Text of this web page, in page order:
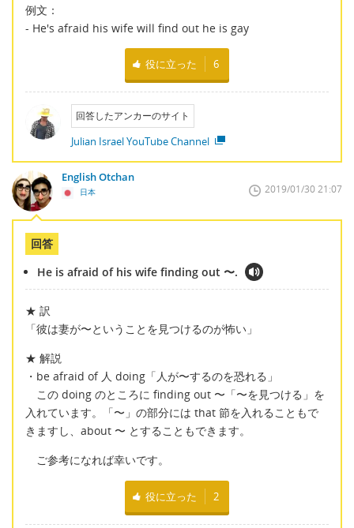
例文：
- He's afraid his wife will find out he is gay
役に立った 6
回答したアンカーのサイト
Julian Israel YouTube Channel
English Otchan
日本 2019/01/30 21:07
回答
He is afraid of his wife finding out 〜.
★ 訳
「彼は妻が〜ということを見つけるのが怖い」
★ 解説
・be afraid of 人 doing「人が〜するのを恐れる」
この doing のところに finding out 〜「〜を見つける」を
入れています。「〜」の部分には that 節を入れることもで
きますし、about 〜 とすることもできます。
ご参考になれば幸いです。
役に立った 2